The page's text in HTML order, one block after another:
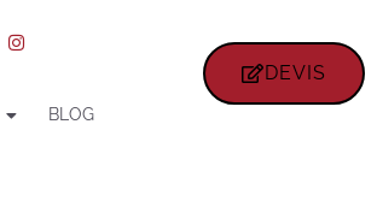
BLOG
DEVIS